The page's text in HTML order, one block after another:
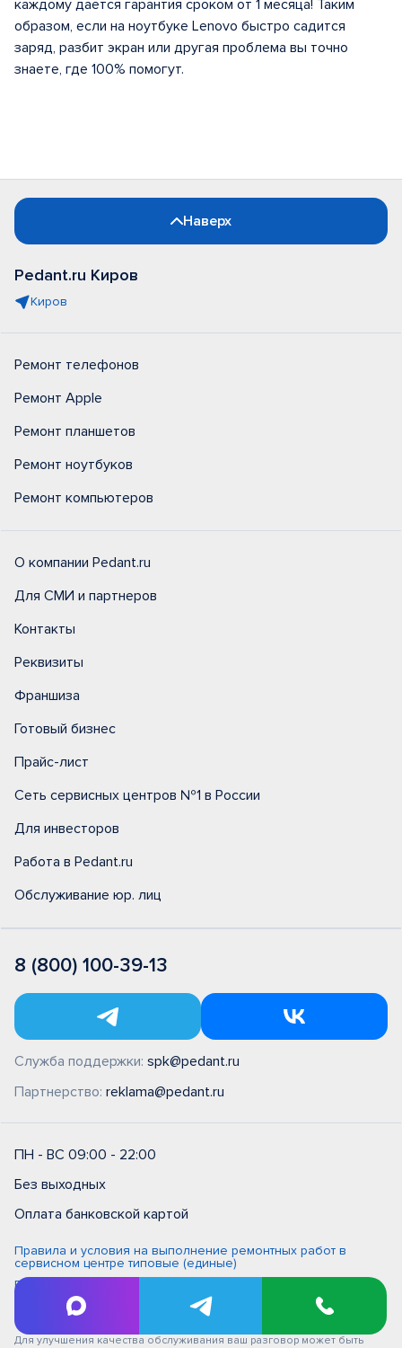
каждому дается гарантия сроком от 1 месяца! Таким
образом, если на ноутбуке Lenovo быстро садится
заряд, разбит экран или другая проблема вы точно
знаете, где 100% помогут.
Наверх
Pedant.ru Киров
Киров
Ремонт телефонов
Ремонт Apple
Ремонт планшетов
Ремонт ноутбуков
Ремонт компьютеров
О компании Pedant.ru
Для СМИ и партнеров
Контакты
Реквизиты
Франшиза
Готовый бизнес
Прайс-лист
Сеть сервисных центров №1 в России
Для инвесторов
Работа в Pedant.ru
Обслуживание юр. лиц
8 (800) 100-39-13
Служба поддержки: spk@pedant.ru
Партнерство: reklama@pedant.ru
ПН - ВС 09:00 - 22:00
Без выходных
Оплата банковской картой
Правила и условия на выполнение ремонтных работ в
сервисном центре типовые (единые)
Политика обработки персональных данных
Политика обработки персональных данных в ООО
"Цифровой сервис"
Для улучшения качества обслуживания ваш разговор может быть